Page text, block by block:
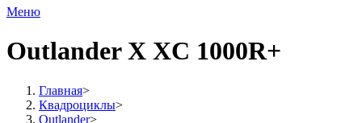
Меню
Outlander X XC 1000R+
Главная>
Квадроциклы>
Outlander>